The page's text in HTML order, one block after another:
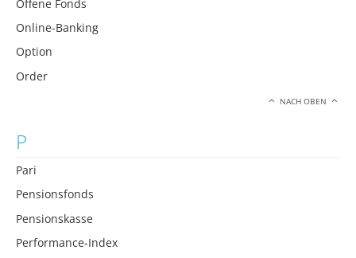
Offene Fonds
Online-Banking
Option
Order
NACH OBEN
P
Pari
Pensionsfonds
Pensionskasse
Performance-Index